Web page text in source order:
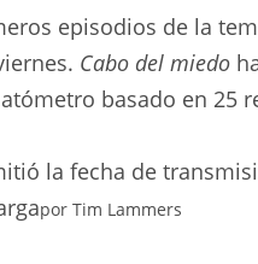
episodios de la
Cabo del miedo
basado en 25
la fecha de
por Tim Lammers